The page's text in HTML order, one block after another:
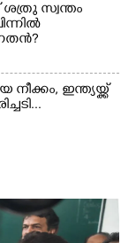
സ്വന്തം
ഇന്ത്യയ്ക്ക്